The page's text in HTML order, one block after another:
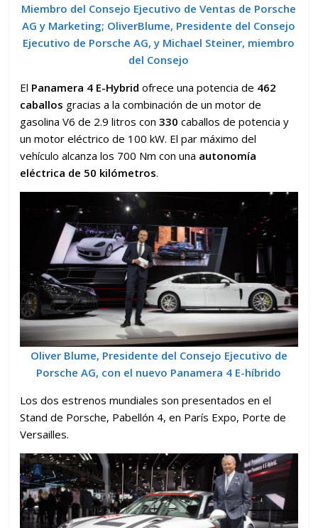
Miembro del Consejo Ejecutivo de Ventas de Porsche
AG y Marketing; OliverBlume, Presidente del Consejo
Ejecutivo de Porsche AG, y Michael Steiner, miembro
del Consejo
El Panamera 4 E-Hybrid ofrece una potencia de 462
caballos gracias a la combinación de un motor de
gasolina V6 de 2.9 litros con330 caballos de potencia y
un motor eléctrico de 100 kW. El par máximo del
vehículo alcanza los 700 Nm con una autonomía
eléctrica de 50 kilómetros.
Oliver Blume, Presidente del Consejo Ejecutivo de
Porsche AG, con el nuevo Panamera 4 E-híbrido
Los dos estrenos mundiales son presentados en el
Stand de Porsche, Pabellón 4, en París Expo, Porte de
Versailles.